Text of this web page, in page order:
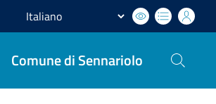
Comune di Sennariolo